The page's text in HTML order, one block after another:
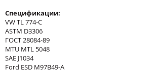
Спецификации:
VW TL 774-C
ASTM D3306
ГОСТ 28084-89
MTU MTL 5048
SAE J1034
Ford ESD M97B49-A